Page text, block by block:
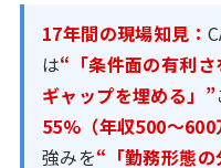
17年間の現場知見：
は“「条件面の有利
ギャップを埋める」”
55%（年収500〜
強みを“「勤務形態